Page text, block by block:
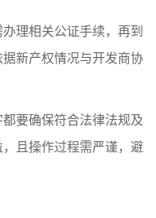
理相关公证手续，再到
新产权情况与开发商协
要确保符合法律法规及
且操作过程需严谨，避